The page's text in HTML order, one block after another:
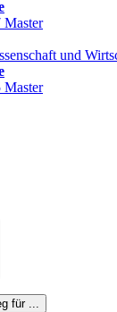
Master
und
Master
für ...